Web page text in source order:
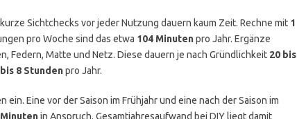
Sichtchecks vor jeder Nutzung dauern kaum Zeit. Rechne mit 1
pro Woche sind das etwa 104 Minutenpro Jahr. Ergänze
Federn, Matte und Netz. Diese dauern je nach Gründlichkeit 20 bis
8 Stundenpro Jahr.
Eine vor der Saison im Frühjahr und eine nach der Saison im
in Anspruch. Gesamtjahresaufwand bei DIY liegt damit